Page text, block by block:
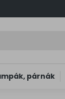
párnák